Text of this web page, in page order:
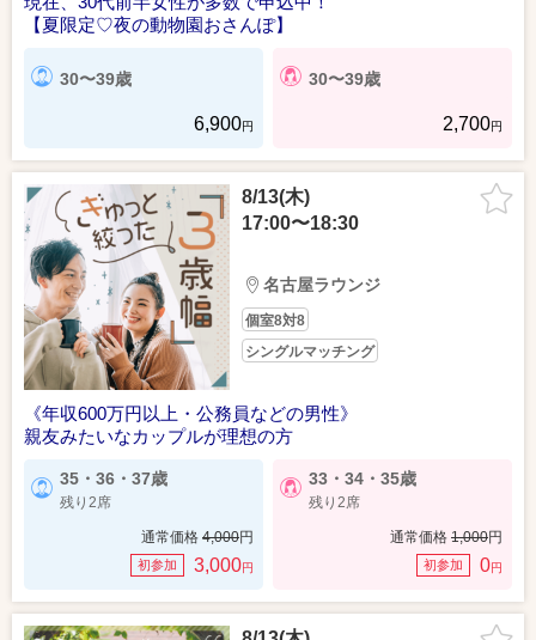
【夏限定♡夜の動物園おさんぽ】
30〜39歳
6,900円
30〜39歳
2,700円
8/13(木)
17:00〜18:30
名古屋ラウンジ
個室8対8
シングルマッチング
《年収600万円以上・公務員などの男性》
親友みたいなカップルが理想の方
35・36・37歳
残り2席
通常価格 4,000円
初参加 3,000円
33・34・35歳
残り2席
通常価格 1,000円
初参加 0円